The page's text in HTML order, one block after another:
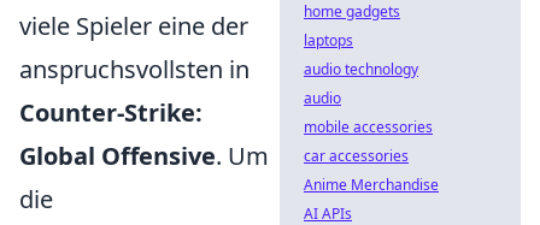
viele Spieler eine der
anspruchsvollsten in
Counter-Strike:
Global Offensive. Um
die
home gadgets
laptops
audio technology
audio
mobile accessories
car accessories
Anime Merchandise
AI APIs